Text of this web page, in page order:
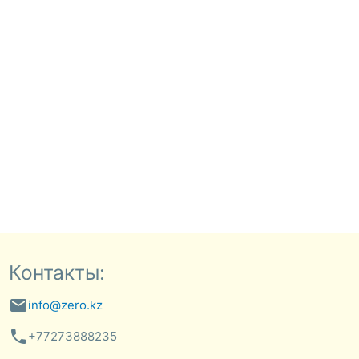
Контакты:
emailinfo@zero.kz
phone +77273888235